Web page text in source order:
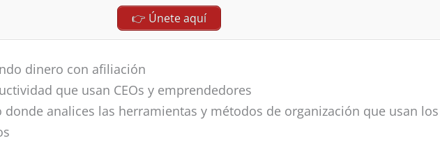
👉 Únete aquí
dinero con afiliación
que usan CEOs y emprendedores
donde analices las herramientas y métodos de organización que usan los